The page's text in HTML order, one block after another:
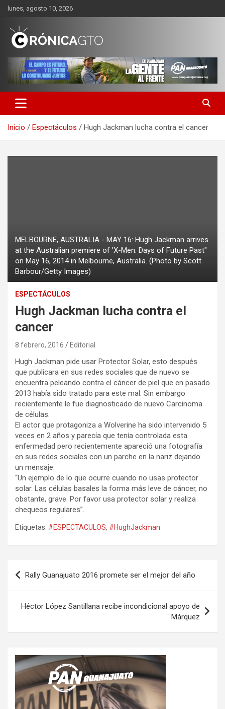
Saltar
contenido
lunes, agosto 10, 2026
CRONICA GUANAJUATO
Inicio Espectáculos Hugh Jackman lucha contra el cancer
MELBOURNE, AUSTRALIA - MAY 16: Hugh Jackman arrives
at the Australian premiere of 'X-Men: Days of Future Past"
on May 16, 2014 in Melbourne, Australia. (Photo by Scott
Barbour/Getty Images)
ESPECTÁCULOS
Hugh Jackman lucha contra el
cancer
8 febrero, 2016 Editorial
Hugh Jackman pide usar Protector Solar, esto después
que publicara en sus redes sociales que de nuevo se
encuentra peleando contra el cáncer de piel que en pasado
2013 había sido tratado para este mal. Sin embargo
recientemente le fue diagnosticado de nuevo Carcinoma
de células.
El actor que protagoniza a Wolverine ha sido intervenido 5
veces en 2 años y parecía que tenía controlada esta
enfermedad pero recientemente apareció una fotografía
en sus redes sociales con un parche en la nariz dejando
un mensaje.
“Un ejemplo de lo que ocurre cuando no usas protector
solar. Las células basales la forma más leve de cáncer, no
obstante, grave. Por favor usa protector solar y realiza
chequeos regulares”.
Etiquetas: #ESPECTACULOS, #HughJackman
Navegación
de
entradas
Rally Guanajuato 2016 promete ser el mejor del año
Héctor López Santillana recibe incondicional apoyo de
Márquez